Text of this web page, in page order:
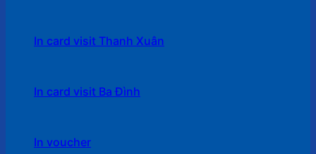
In card visit Thanh Xuân
In card visit Ba Đình
In voucher